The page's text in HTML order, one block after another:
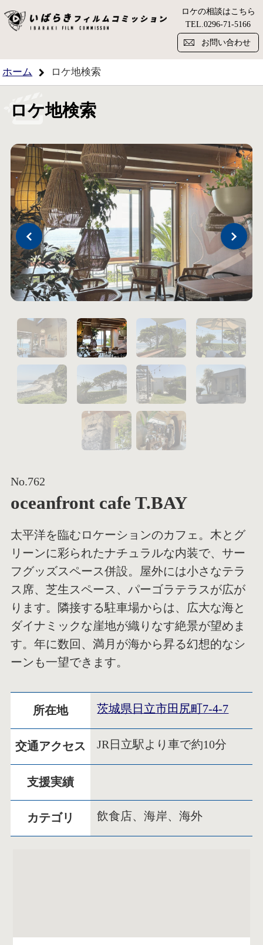
い
ロケの相談はこちら
TEL.0296-71-5166
お問い合わせ
ホーム ロケ地検索
ロケ地検索
Previous
1 2
5
No.762
oceanfront cafe T.BAY
太平洋を臨むロケーションのカフェ。木とグ
リーンに彩られたナチュラルな内装で、サー
フグッズスペース併設。屋外には小さなテラ
ス席、芝生スペース、パーゴラテラスが広が
ります。隣接する駐車場からは、広大な海と
ダイナミックな崖地が織りなす絶景が望めま
す。年に数回、満月が海から昇る幻想的なシ
ーンも一望できます。
所在地 茨城県日立市田尻町7-4-7
交通アクセス JR日立駅より車で約10分
支援実績
カテゴリ 飲食店、海岸、海外